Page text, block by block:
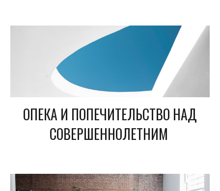
ОПЕКА И ПОПЕЧИТЕЛЬСТВО НАД
СОВЕРШЕННОЛЕТНИМ